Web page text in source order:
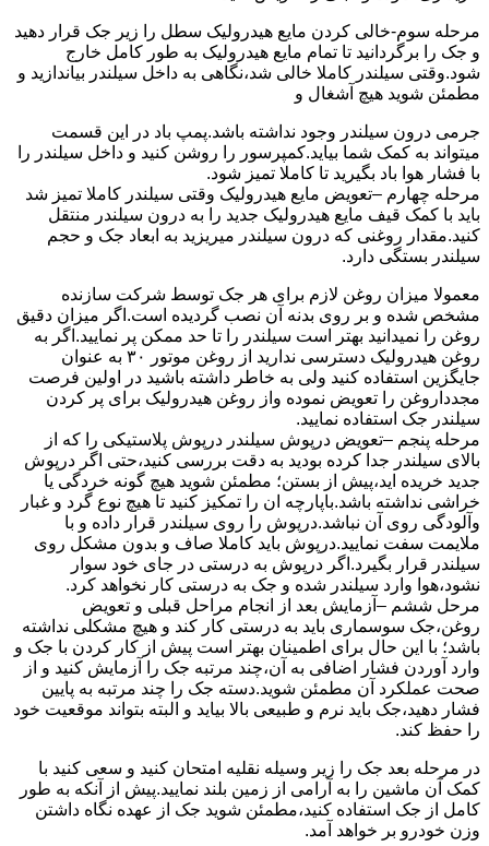
مرحله سوم-خالی کردن مایع هیدرولیک سطل را زیر جک قرار دهید
و جک را برگردانید تا تمام مایع هیدرولیک به طور کامل خارج
شود.وقتی سیلندر کاملا خالی شد،نگاهی به داخل سیلندر بیاندازید و
مطمئن شوید هیچ آشغال و
جرمی درون سیلندر وجود نداشته باشد.پمپ باد در این قسمت
میتواند به کمک شما بیاید.کمپرسور را روشن کنید و داخل سیلندر را
با فشار هوا باد بگیرید تا کاملا تمیز شود.
مرحله چهارم –تعویض مایع هیدرولیک وقتی سیلندر کاملا تمیز شد
باید با کمک قیف مایع هیدرولیک جدید را به درون سیلندر منتقل
کنید.مقدار روغنی که درون سیلندر میریزید به ابعاد جک و حجم
سیلندر بستگی دارد.
معمولا میزان روغن لازم برای هر جک توسط شرکت سازنده
مشخص شده و بر روی بدنه آن نصب گردیده است.اگر میزان دقیق
روغن را نمیدانید بهتر است سیلندر را تا حد ممکن پر نمایید.اگر به
روغن هیدرولیک دسترسی ندارید از روغن موتور ۳۰ به عنوان
جایگزین استفاده کنید ولی به خاطر داشته باشید در اولین فرصت
مجدداروغن را تعویض نموده واز روغن هیدرولیک برای پر کردن
سیلندر جک استفاده نمایید.
مرحله پنجم –تعویض درپوش سیلندر درپوش پلاستیکی را که از
بالای سیلندر جدا کرده بودید به دقت بررسی کنید،حتی اگر درپوش
جدید خریده اید،پیش از بستن؛ مطمئن شوید هیچ گونه خردگی یا
خراشی نداشته باشد.باپارچه ان را تمکیز کنید تا هیچ نوع گرد و غبار
وآلودگی روی آن نباشد.درپوش را روی سیلندر قرار داده و با
ملایمت سفت نمایید.درپوش باید کاملا صاف و بدون مشکل روی
سیلندر قرار بگیرد.اگر درپوش به درستی در جای خود سوار
نشود،هوا وارد سیلندر شده و جک به درستی کار نخواهد کرد.
مرحل ششم –آزمایش بعد از انجام مراحل قبلی و تعویض
روغن،جک سوسماری باید به درستی کار کند و هیچ مشکلی نداشته
باشد؛ با این حال برای اطمینان بهتر است پیش از کار کردن با جک و
وارد آوردن فشار اضافی به آن،چند مرتبه جک را آزمایش کنید و از
صحت عملکرد آن مطمئن شوید.دسته جک را چند مرتبه به پایین
فشار دهید،جک باید نرم و طبیعی بالا بیاید و البته بتواند موقعیت خود
را حفظ کند.
در مرحله بعد جک را زیر وسیله نقلیه امتحان کنید و سعی کنید با
کمک آن ماشین را به آرامی از زمین بلند نمایید.پیش از آنکه به طور
کامل از جک استفاده کنید،مطمئن شوید جک از عهده نگاه داشتن
وزن خودرو بر خواهد آمد.